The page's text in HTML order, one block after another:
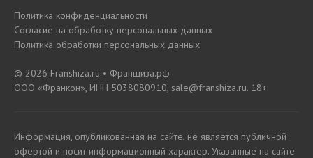
Политика конфиденциальности
Согласие на обработку персональных данных
Политика обработки персональных данных
© 2026 Franshiza.ru • Франшиза.рф
ООО «Франкон», ИНН 5038080910, sale@franshiza.ru. 18+
Информация, опубликованная на сайте, не является публичной
офертой и носит информационный характер. Указанные на сайте